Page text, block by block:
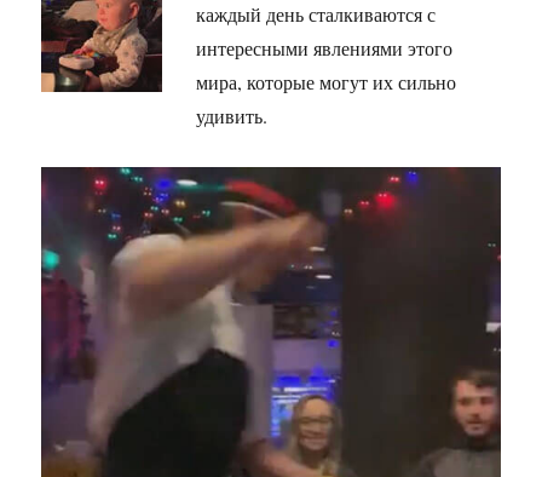
каждый день сталкиваются с
интересными явлениями этого
мира, которые могут их сильно
удивить.